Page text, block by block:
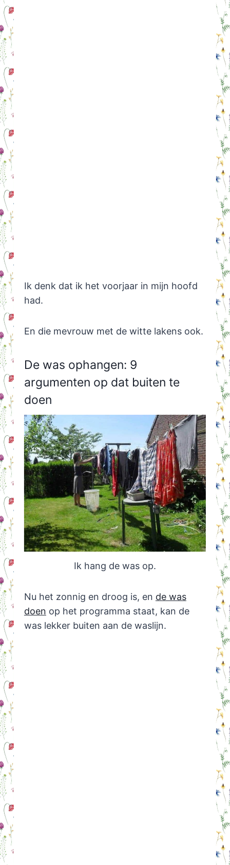
Ik denk dat ik het voorjaar in mijn hoofd
had.
En die mevrouw met de witte lakens ook.
De was ophangen: 9
argumenten op dat buiten te
doen
Ik hang de was op.
Nu het zonnig en droog is, en de was
doen op het programma staat, kan de
was lekker buiten aan de waslijn.